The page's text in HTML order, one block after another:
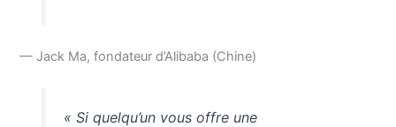
— Jack Ma, fondateur d’Alibaba (Chine)
« Si quelqu’un vous offre une